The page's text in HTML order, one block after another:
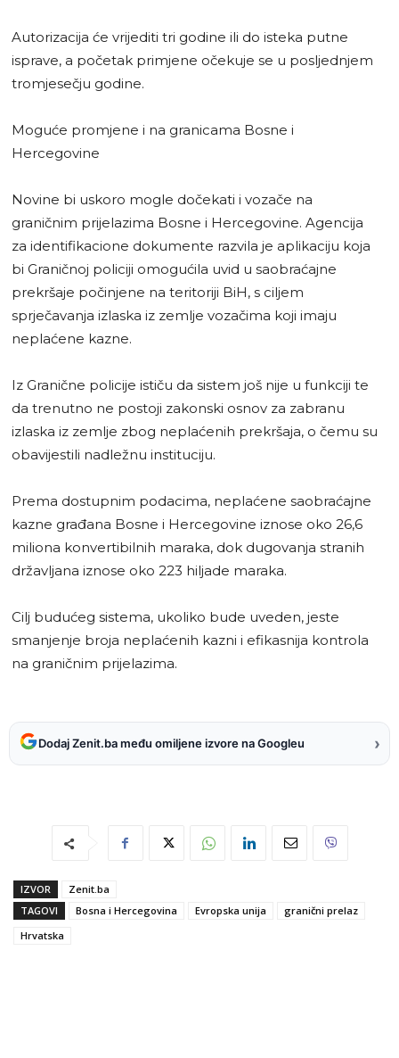
Autorizacija će vrijediti tri godine ili do isteka putne
isprave, a početak primjene očekuje se u posljednjem
tromjesečju godine.
Moguće promjene i na granicama Bosne i
Hercegovine
Novine bi uskoro mogle dočekati i vozače na
graničnim prijelazima Bosne i Hercegovine. Agencija
za identifikacione dokumente razvila je aplikaciju koja
bi Graničnoj policiji omogućila uvid u saobraćajne
prekršaje počinjene na teritoriji BiH, s ciljem
sprječavanja izlaska iz zemlje vozačima koji imaju
neplaćene kazne.
Iz Granične policije ističu da sistem još nije u funkciji te
da trenutno ne postoji zakonski osnov za zabranu
izlaska iz zemlje zbog neplaćenih prekršaja, o čemu su
obavijestili nadležnu instituciju.
Prema dostupnim podacima, neplaćene saobraćajne
kazne građana Bosne i Hercegovine iznose oko 26,6
miliona konvertibilnih maraka, dok dugovanja stranih
državljana iznose oko 223 hiljade maraka.
Cilj budućeg sistema, ukoliko bude uveden, jeste
smanjenje broja neplaćenih kazni i efikasnija kontrola
na graničnim prijelazima.
Dodaj Zenit.ba među omiljene izvore na Googleu ›
IZVOR
Zenit.ba
TAGOVI
Bosna i Hercegovina Evropska unija
granični prelaz
Hrvatska